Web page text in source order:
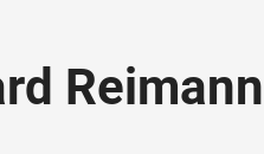
Reimann